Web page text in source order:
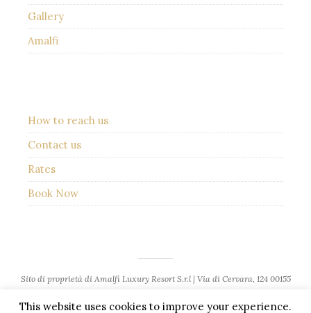
Gallery
Amalfi
How to reach us
Contact us
Rates
Book Now
Sito di proprietà di Amalfi Luxury Resort S.r.l | Via di Cervara, 124 00155
P.I. 12887871007 | Nr. REA RM-1407801 | Capitale Sociale € 10.000,00 i.v. |
This website uses cookies to improve your experience.